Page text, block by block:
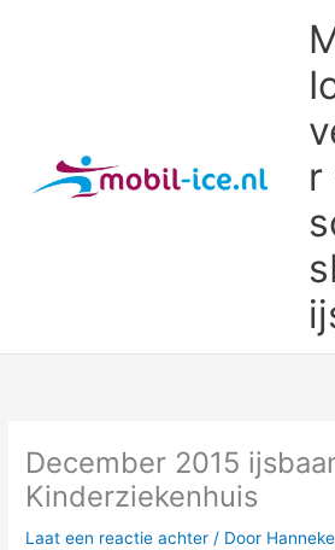
r
December 2015
Kinderziekenhuis
Laat een reactie achter / Door